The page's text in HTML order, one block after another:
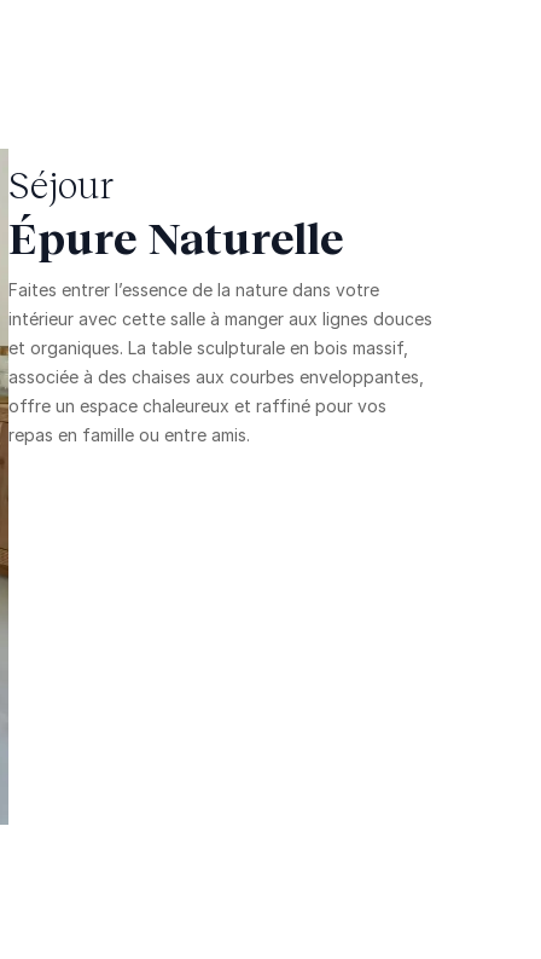
Séjour
Épure Naturelle
Faites entrer l’essence de la nature dans votre
intérieur avec cette salle à manger aux lignes douces
et organiques. La table sculpturale en bois massif,
associée à des chaises aux courbes enveloppantes,
offre un espace chaleureux et raffiné pour vos
repas en famille ou entre amis.